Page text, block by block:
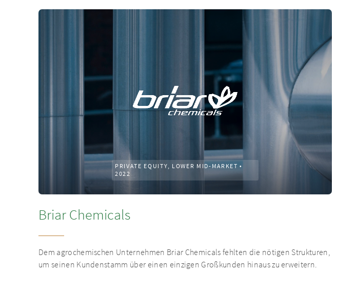
PRIVATE EQUITY, LOWER MID-MARKET •
2022
Briar Chemicals
Dem agrochemischen Unternehmen Briar Chemicals fehlten die nötigen Strukturen,
um seinen Kundenstamm über einen einzigen Großkunden hinaus zu erweitern.